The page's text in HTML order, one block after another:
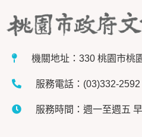
機關地址：330 桃園市桃
服務電話：(03)332-
服務時間：週一至週五